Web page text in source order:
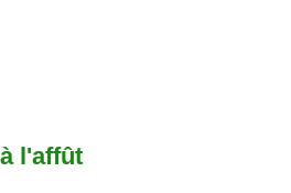
l'affût